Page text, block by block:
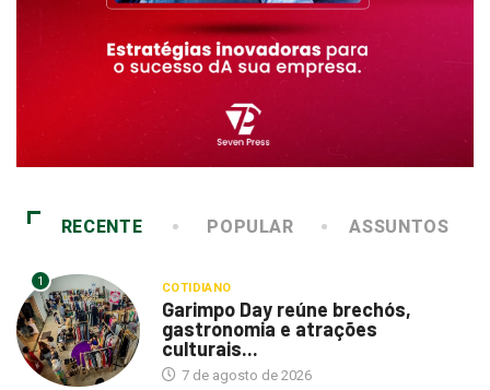
RECENTE POPULAR ASSUNTOS
1 COTIDIANO
Garimpo Day reúne brechós,
gastronomia e atrações
culturais...
7 de agosto de 2026